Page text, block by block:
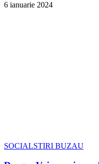
6 ianuarie 2024
SOCIALSTIRI BUZAU